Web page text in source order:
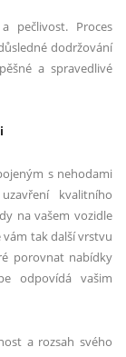
pečlivost. Proces
dodržování
a spravedlivé
s nehodami
kvalitního
na vašem vozidle
tak další vrstvu
porovnat nabídky
odpovídá vašim
a rozsah svého